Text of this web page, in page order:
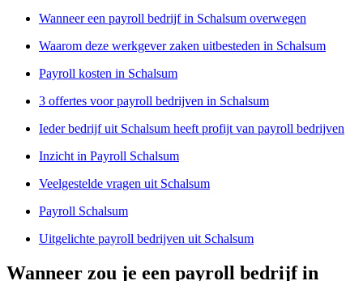
Wanneer een payroll bedrijf in Schalsum overwegen
Waarom deze werkgever zaken uitbesteden in Schalsum
Payroll kosten in Schalsum
3 offertes voor payroll bedrijven in Schalsum
Ieder bedrijf uit Schalsum heeft profijt van payroll bedrijven
Inzicht in Payroll Schalsum
Veelgestelde vragen uit Schalsum
Payroll Schalsum
Uitgelichte payroll bedrijven uit Schalsum
Wanneer zou je een payroll bedrijf in